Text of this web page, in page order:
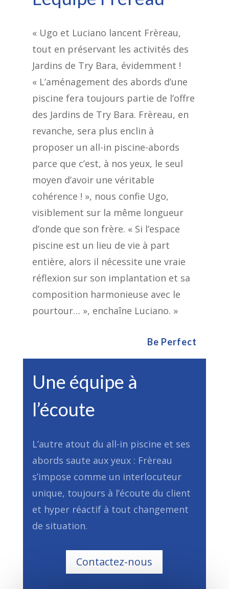
« Ugo et Luciano lancent Frèreau,
tout en préservant les activités des
Jardins de Try Bara, évidemment !
« L’aménagement des abords d’une
piscine fera toujours partie de l’offre
des Jardins de Try Bara. Frèreau, en
revanche, sera plus enclin à
proposer un all-in piscine-abords
parce que c’est, à nos yeux, le seul
moyen d’avoir une véritable
cohérence ! », nous confie Ugo,
visiblement sur la même longueur
d’onde que son frère. « Si l’espace
piscine est un lieu de vie à part
entière, alors il nécessite une vraie
réflexion sur son implantation et sa
composition harmonieuse avec le
pourtour… », enchaîne Luciano. »
Be Perfect
Une équipe à
l’écoute
L’autre atout du all-in piscine et ses
abords saute aux yeux : Frèreau
s’impose comme un interlocuteur
unique, toujours à l’écoute du client
et hyper réactif à tout changement
de situation.
Contactez-nous